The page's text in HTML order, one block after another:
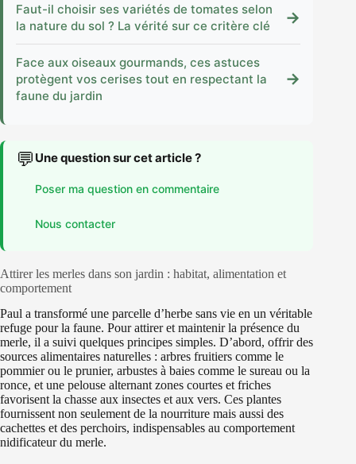
Faut-il choisir ses variétés de tomates selon
la nature du sol ? La vérité sur ce critère clé
→
Face aux oiseaux gourmands, ces astuces
protègent vos cerises tout en respectant la
faune du jardin
→
💬 Une question sur cet article ?
Poser ma question en commentaire
Nous contacter
Attirer les merles dans son jardin : habitat, alimentation et
comportement
Paul a transformé une parcelle d’herbe sans vie en un véritable
refuge pour la faune. Pour attirer et maintenir la présence du
merle, il a suivi quelques principes simples. D’abord, offrir des
sources alimentaires naturelles : arbres fruitiers comme le
pommier ou le prunier, arbustes à baies comme le sureau ou la
ronce, et une pelouse alternant zones courtes et friches
favorisent la chasse aux insectes et aux vers. Ces plantes
fournissent non seulement de la nourriture mais aussi des
cachettes et des perchoirs, indispensables au comportement
nidificateur du merle.